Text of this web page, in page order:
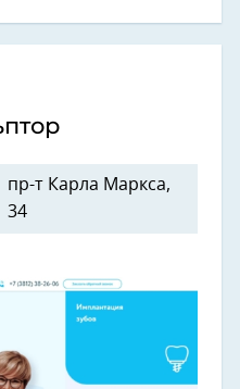
пр-т Карла Маркса,
34